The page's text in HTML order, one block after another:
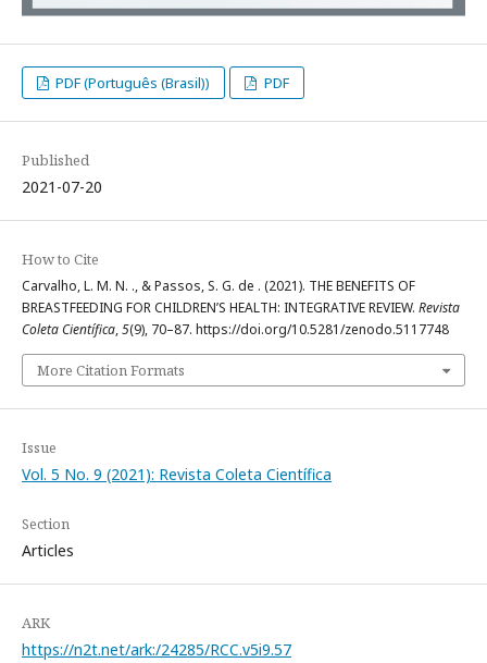
PDF (Português (Brasil)) PDF
Published
2021-07-20
How to Cite
Carvalho, L. M. N. ., & Passos, S. G. de . (2021). THE BENEFITS OF
BREASTFEEDING FOR CHILDREN’S HEALTH: INTEGRATIVE REVIEW. Revista
Coleta Científica,5(9), 70–87. https://doi.org/10.5281/zenodo.5117748
More Citation Formats
Issue
Vol. 5 No. 9 (2021): Revista Coleta Científica
Section
Articles
ARK
https://n2t.net/ark:/24285/RCC.v5i9.57